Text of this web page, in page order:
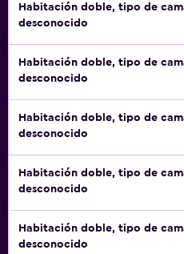
Habitación doble, tipo de
desconocido
Habitación doble, tipo de
desconocido
Habitación doble, tipo de
desconocido
Habitación doble, tipo de
desconocido
Habitación doble, tipo de
desconocido